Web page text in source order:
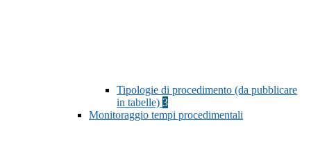
Tipologie di procedimento (da pubblicare
in tabelle) 3
Monitoraggio tempi procedimentali